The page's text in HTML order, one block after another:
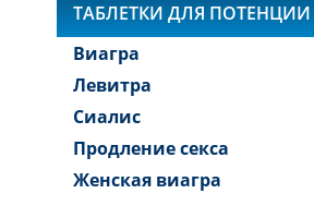
ТАБЛЕТКИ ДЛЯ ПОТЕНЦИИ
Виагра
Левитра
Сиалис
Продление секса
Женская виагра